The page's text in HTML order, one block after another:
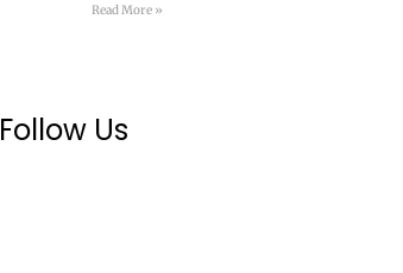
Read More »
Follow Us